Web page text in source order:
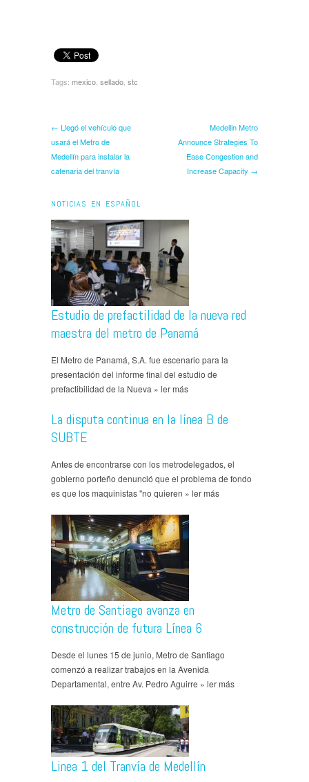
Tags: mexico sellado stc
← Llegó el vehículo que
usará el Metro de
Medellín para instalar la
catenaria del tranvía
Medellin Metro
Announce Strategies To
Ease Congestion and
Increase Capacity →
NOTICIAS EN ESPAÑOL
Estudio de prefactilidad de la nueva red
maestra del metro de Panamá
El Metro de Panamá, S.A. fue escenario para la
presentación del informe final del estudio de
prefactibilidad de la Nueva » ler más
La disputa continua en la línea B de
SUBTE
Antes de encontrarse con los metrodelegados, el
gobierno porteño denunció que el problema de fondo
es que los maquinistas "no quieren » ler más
Metro de Santiago avanza en
construcción de futura Línea 6
Desde el lunes 15 de junio, Metro de Santiago
comenzó a realizar trabajos en la Avenida
Departamental, entre Av. Pedro Aguirre » ler más
Linea 1 del Tranvía de Medellín